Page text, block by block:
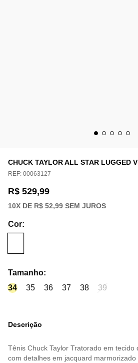
CHUCK TAYLOR ALL STAR LUGGED
REF: 00063127
R$ 529,99
10X DE R$ 52,99 SEM JUROS
Cor:
Tamanho:
34
35 36 37 38 39
Descrição
Tênis Chuck Taylor Tratorado em tecido
com detalhes em jacquard